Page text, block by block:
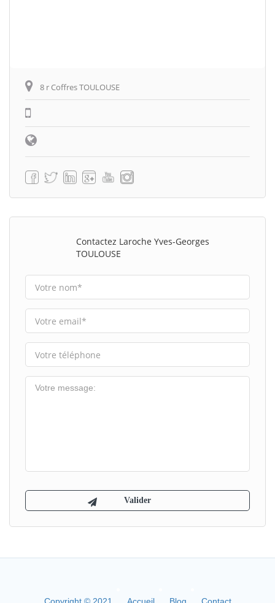
8 r Coffres TOULOUSE
Contactez Laroche Yves-Georges
TOULOUSE